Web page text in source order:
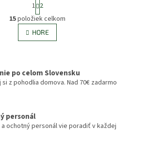
O
v
l
á
c
i
e
k
t
r
á
n
k
n
i
1 2
15položiek celkom
HORE
po celom Slovensku
z pohodlia domova. Nad 70€ zadarmo
personál
a ochotný personál vie poradiť v každej